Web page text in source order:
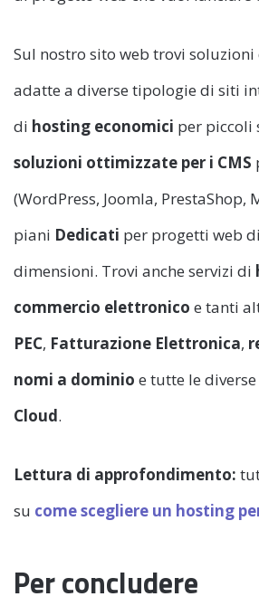
Sul nostro sito web trovi
adatte a diverse tipologie di siti
di hosting economici per piccoli
soluzioni ottimizzate per i CMS
(WordPress, Joomla, PrestaShop,
piani Dedicati per progetti web
dimensioni. Trovi anche servizi di
commercio elettronico e tanti
PEC, Fatturazione Elettronica,
nomi a dominio e tutte le
Cloud.
Lettura di approfondimento:
su come scegliere un hosting
Per concludere